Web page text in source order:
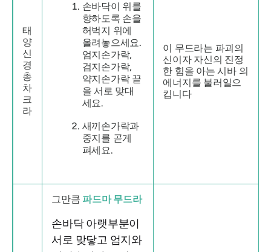
태
양
신
경
총
차
크
라
손바닥이 위를
향하도록 손을
허벅지 위에
올려놓으세요.
엄지손가락,
검지손가락,
약지손가락 끝
을 서로 맞대
세요.
새끼손가락과
중지를 곧게
펴세요.
이 무드라는 파괴의
신이자 자신의 진정
한 힘을 아는 시바 의
에너지를 불러일으
킵니다
그만큼 파드마 무드라
손바닥 아랫부분이
서로 맞닿고 엄지와